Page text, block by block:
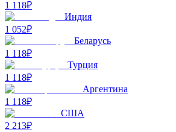
1 118₽
Индия
1 052₽
Беларусь
1 118₽
Турция
1 118₽
Аргентина
1 118₽
США
2 213₽